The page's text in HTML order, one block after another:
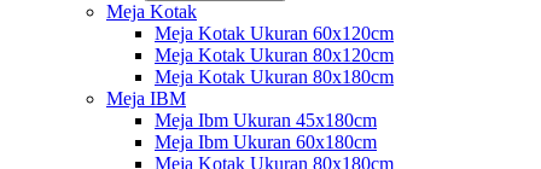
Meja Kotak
Meja Kotak Ukuran 60x120cm
Meja Kotak Ukuran 80x120cm
Meja Kotak Ukuran 80x180cm
Meja IBM
Meja Ibm Ukuran 45x180cm
Meja Ibm Ukuran 60x180cm
Meja Kotak Ukuran 80x180cm